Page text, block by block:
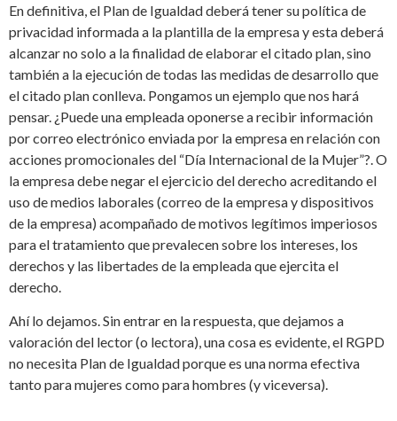
En definitiva, el Plan de Igualdad deberá tener su política de
privacidad informada a la plantilla de la empresa y esta deberá
alcanzar no solo a la finalidad de elaborar el citado plan, sino
también a la ejecución de todas las medidas de desarrollo que
el citado plan conlleva. Pongamos un ejemplo que nos hará
pensar. ¿Puede una empleada oponerse a recibir información
por correo electrónico enviada por la empresa en relación con
acciones promocionales del “Día Internacional de la Mujer”?. O
la empresa debe negar el ejercicio del derecho acreditando el
uso de medios laborales (correo de la empresa y dispositivos
de la empresa) acompañado de motivos legítimos imperiosos
para el tratamiento que prevalecen sobre los intereses, los
derechos y las libertades de la empleada que ejercita el
derecho.
Ahí lo dejamos. Sin entrar en la respuesta, que dejamos a
valoración del lector (o lectora), una cosa es evidente, el RGPD
no necesita Plan de Igualdad porque es una norma efectiva
tanto para mujeres como para hombres (y viceversa).